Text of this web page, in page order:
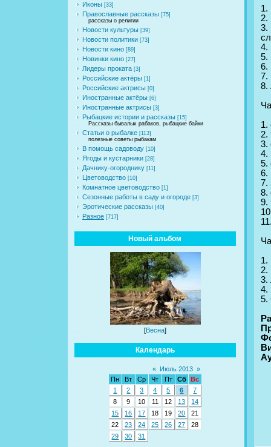
Иконы [33]
Православные рассказы [75]
рассказы о религии
Новости культуры [39]
Новости политики [73]
Новости кино [89]
Новинки кино [27]
Лидеры проката [3]
Российские актёры [1]
Российские актрисы [0]
Иностранные актёры [6]
Иностранные актрисы [3]
Рыбацкие истории и рассказы [15]
Рассказы бывалых рабаков, рыбацкие байки
Статьи о рыбалке [113]
полезные советы рыбакам
В помощь садоводу [10]
Ягоды и кустарники [28]
Дачнику-огороднику [11]
Цветоводство [10]
Комнатное цветоводство [1]
Сезонные работы в саду и огороде [3]
Эротические рассказы [40]
Разное [717]
Новый альбом
[Весна]
Календарь
« Июль 2013 »
Пн
Вт Ср Чт Пт Сб
Вс
1
2 3 4 5 6
7
8
9 10 11 12 13
14
15
16 17 18 19 20
21
22
23 24 25 26 27
28
29
30 31
1.
2.
3.
4.
5.
6.
7.
8.
1.
2.
3.
4.
5.
6.
7.
8.
9.
1.
2.
3.
4.
5.